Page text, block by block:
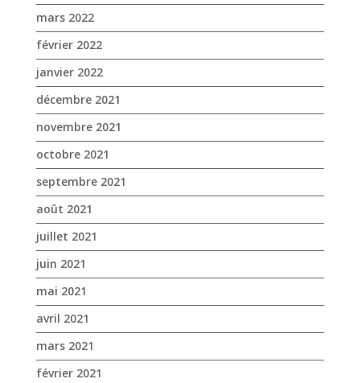
novembre 2021
octobre 2021
septembre 2021
août 2021
juillet 2021
juin 2021
mai 2021
avril 2021
mars 2021
février 2021
janvier 2021
novembre 2020
octobre 2020
septembre 2020